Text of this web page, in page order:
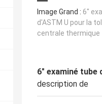
Image Grand : 6"
d'ASTM U pour la
centrale thermique
6" examiné tube
description de